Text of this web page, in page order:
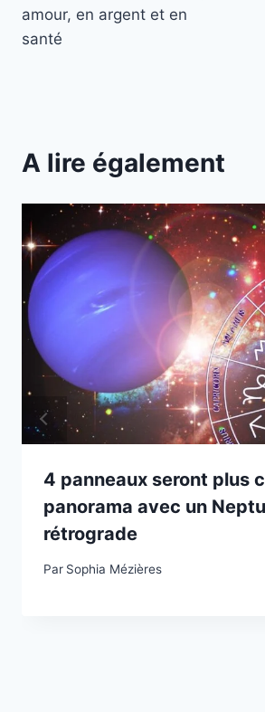
amour, en argent et en
santé
A lire également
4 panneaux seront plus
panorama avec un
rétrograde
Par Sophia Mézières